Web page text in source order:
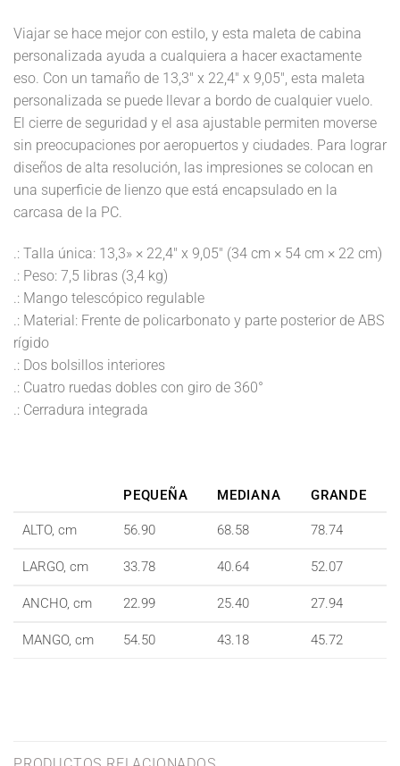
Viajar se hace mejor con estilo, y esta maleta de cabina
personalizada ayuda a cualquiera a hacer exactamente
eso. Con un tamaño de 13,3″ x 22,4″ x 9,05″, esta maleta
personalizada se puede llevar a bordo de cualquier vuelo.
El cierre de seguridad y el asa ajustable permiten moverse
sin preocupaciones por aeropuertos y ciudades. Para lograr
diseños de alta resolución, las impresiones se colocan en
una superficie de lienzo que está encapsulado en la
carcasa de la PC.
.: Talla única: 13,3» × 22,4″ x 9,05″ (34 cm × 54 cm × 22 cm)
.: Peso: 7,5 libras (3,4 kg)
.: Mango telescópico regulable
.: Material: Frente de policarbonato y parte posterior de ABS
rígido
.: Dos bolsillos interiores
.: Cuatro ruedas dobles con giro de 360°
.: Cerradura integrada
PEQUEÑA MEDIANA GRANDE
ALTO, cm 56.90 68.58 78.74
LARGO, cm 33.78 40.64 52.07
ANCHO, cm 22.99 25.40 27.94
MANGO, cm 54.50 43.18 45.72